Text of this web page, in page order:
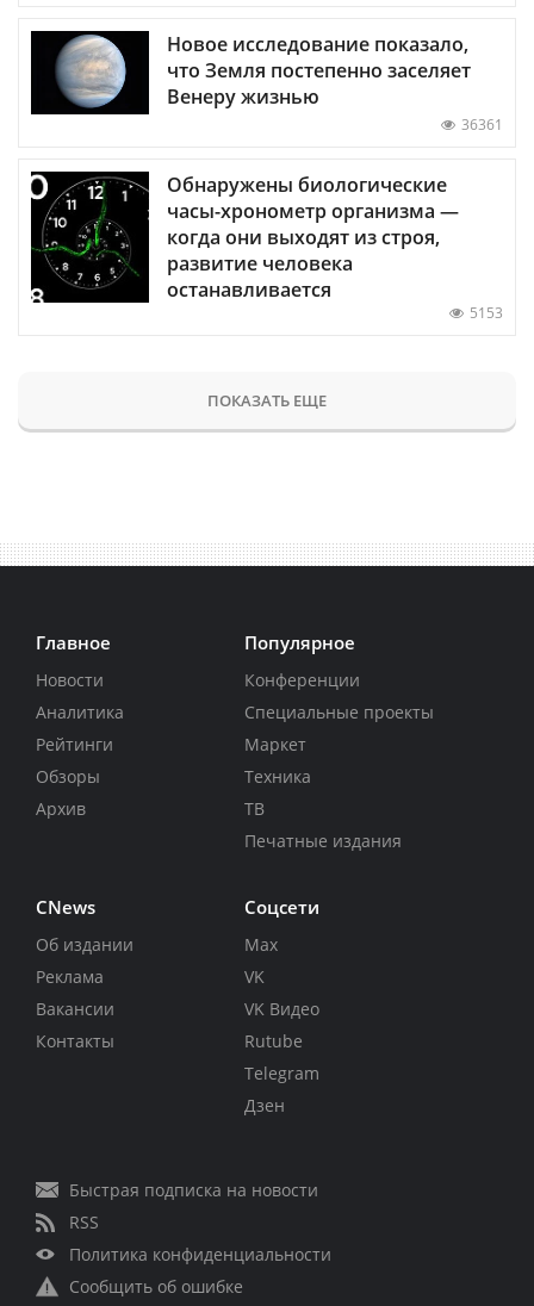
Новое исследование показало,
что Земля постепенно заселяет
Венеру жизнью
36361
Обнаружены биологические
часы-хронометр организма —
когда они выходят из строя,
развитие человека
останавливается
5153
ПОКАЗАТЬ ЕЩЕ
Главное
Новости
Аналитика
Рейтинги
Обзоры
Архив
Популярное
Конференции
Специальные проекты
Маркет
Техника
ТВ
Печатные издания
CNews
Об издании
Реклама
Вакансии
Контакты
Соцсети
Max
VK
VK Видео
Rutube
Telegram
Дзен
Быстрая подписка на новости
RSS
Политика конфиденциальности
Сообщить об ошибке